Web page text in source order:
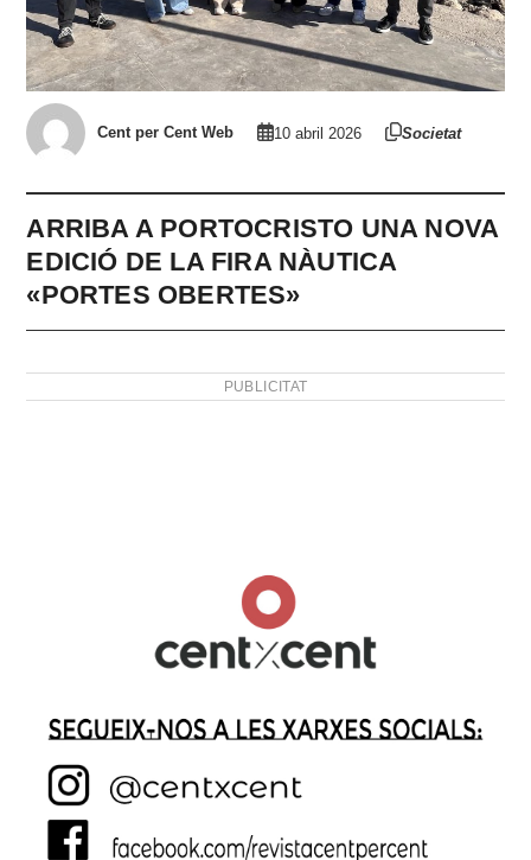
Cent per Cent Web 10 abril 2026 Societat
ARRIBA A PORTOCRISTO UNA NOVA
EDICIÓ DE LA FIRA NÀUTICA
«PORTES OBERTES»
PUBLICITAT